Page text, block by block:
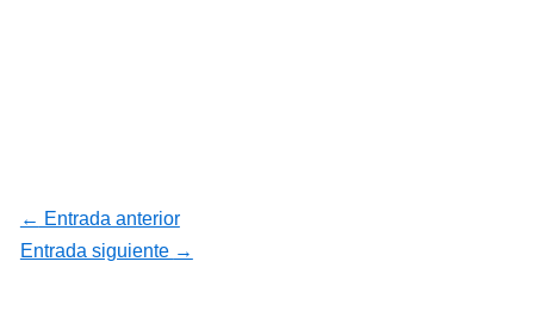
← Entrada anterior
Entrada siguiente →